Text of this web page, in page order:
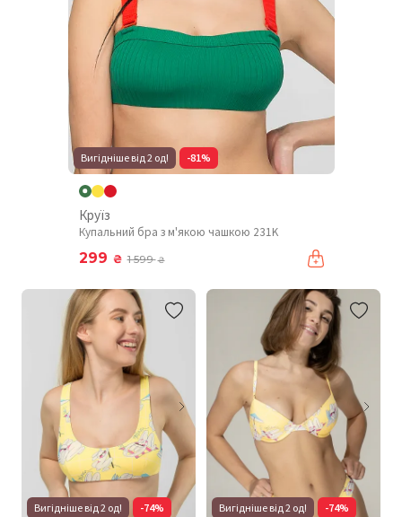
Вигідніше від 2 од! -81%
Круїз
Купальний бра з м'якою чашкою 231K
299 ₴ 1 599₴
Вигідніше від 2 од! -74% Вигідніше від 2 од! -74%